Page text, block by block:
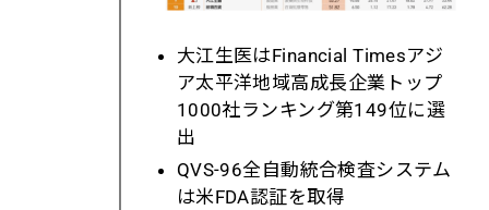
大江生医はFinancial Timesアジ
ア太平洋地域高成長企業トップ
1000社ランキング第149位に選
出
QVS-96全自動統合検査システム
は米FDA認証を取得